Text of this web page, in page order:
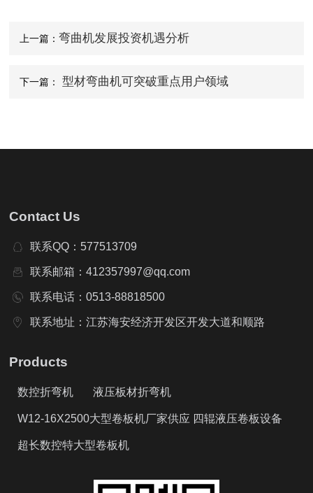
上一篇： 弯曲机发展投资机遇分析
下一篇： 型材弯曲机可突破重点用户领域
Contact Us
联系QQ：577513709
联系邮箱：412357997@qq.com
联系电话：0513-88818500
联系地址：江苏海安经济开发区开发大道和顺路
Products
数控折弯机 液压板材折弯机
W12-16X2500大型卷板机厂家供应 四辊液压卷板设备
超长数控特大型卷板机